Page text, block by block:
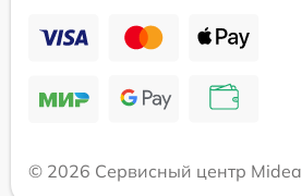
© 2026 Сервисный центр Midea